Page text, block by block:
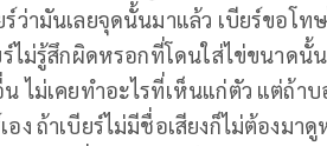
ว่ามันเลยจุดนั้นมาแล้ว เบียร์ขอโ
ร์ไม่รู้สึกผิดหรอกที่โดนใส่ไข่ขนาดนั้
น ไม่เคยทำอะไรที่เห็นแก่ตัว แต่ถ้
อง ถ้าเบียร์ไม่มีชื่อเสียงก็ไม่ต้องม